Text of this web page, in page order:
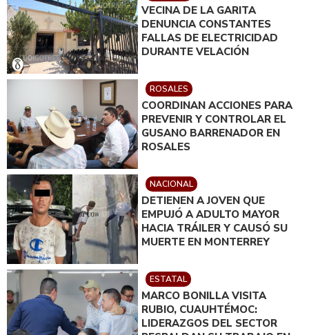
VECINA DE LA GARITA
DENUNCIA CONSTANTES
FALLAS DE ELECTRICIDAD
DURANTE VELACIÓN
ROSALES
COORDINAN ACCIONES PARA
PREVENIR Y CONTROLAR EL
GUSANO BARRENADOR EN
ROSALES
NACIONAL
DETIENEN A JOVEN QUE
EMPUJÓ A ADULTO MAYOR
HACIA TRÁILER Y CAUSÓ SU
MUERTE EN MONTERREY
ESTATAL
MARCO BONILLA VISITA
RUBIO, CUAUHTÉMOC:
LIDERAZGOS DEL SECTOR